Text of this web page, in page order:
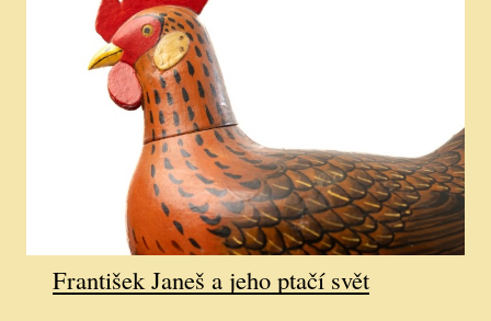
František Janeš a jeho ptačí svět